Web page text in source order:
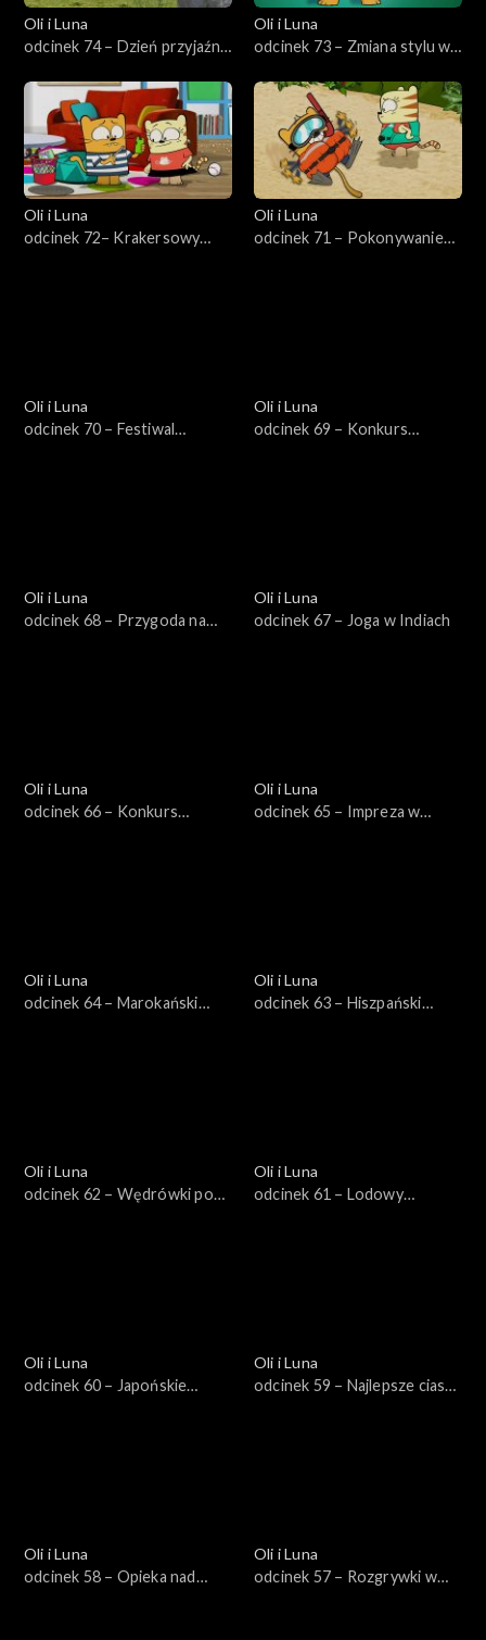
Oli i Luna
odcinek 74 – Dzień przyjaźni
Oli i Luna
odcinek 73 – Zmiana stylu w
Oli i Luna
odcinek 72– Krakersowy
Oli i Luna
odcinek 71 – Pokonywanie
Oli i Luna
odcinek 70 – Festiwal
Oli i Luna
odcinek 69 – Konkurs
Oli i Luna
odcinek 68 – Przygoda na
Oli i Luna
odcinek 67 – Joga w Indiach
Oli i Luna
odcinek 66 – Konkurs
Oli i Luna
odcinek 65 – Impreza w
Oli i Luna
odcinek 64 – Marokański
Oli i Luna
odcinek 63 – Hiszpański
Oli i Luna
odcinek 62 – Wędrówki po
Oli i Luna
odcinek 61 – Lodowy
Oli i Luna
odcinek 60 – Japońskie
Oli i Luna
odcinek 59 – Najlepsze ciasto
Oli i Luna
odcinek 58 – Opieka nad
Oli i Luna
odcinek 57 – Rozgrywki w